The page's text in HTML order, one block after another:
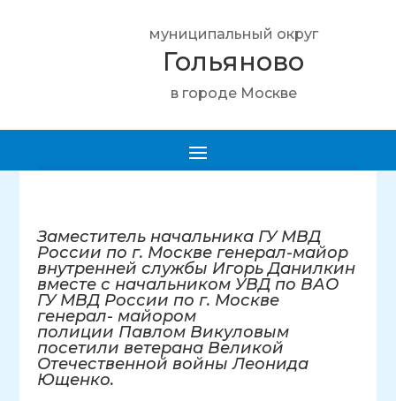
муниципальный округ
Гольяново
в городе Москве
Заместитель начальника ГУ МВД
России по г. Москве генерал-майор
внутренней службы Игорь Данилкин
вместе с начальником УВД по ВАО
ГУ МВД России по г. Москве
генерал- майором
полиции Павлом Викуловым
посетили ветерана Великой
Отечественной войны Леонида
Ющенко.